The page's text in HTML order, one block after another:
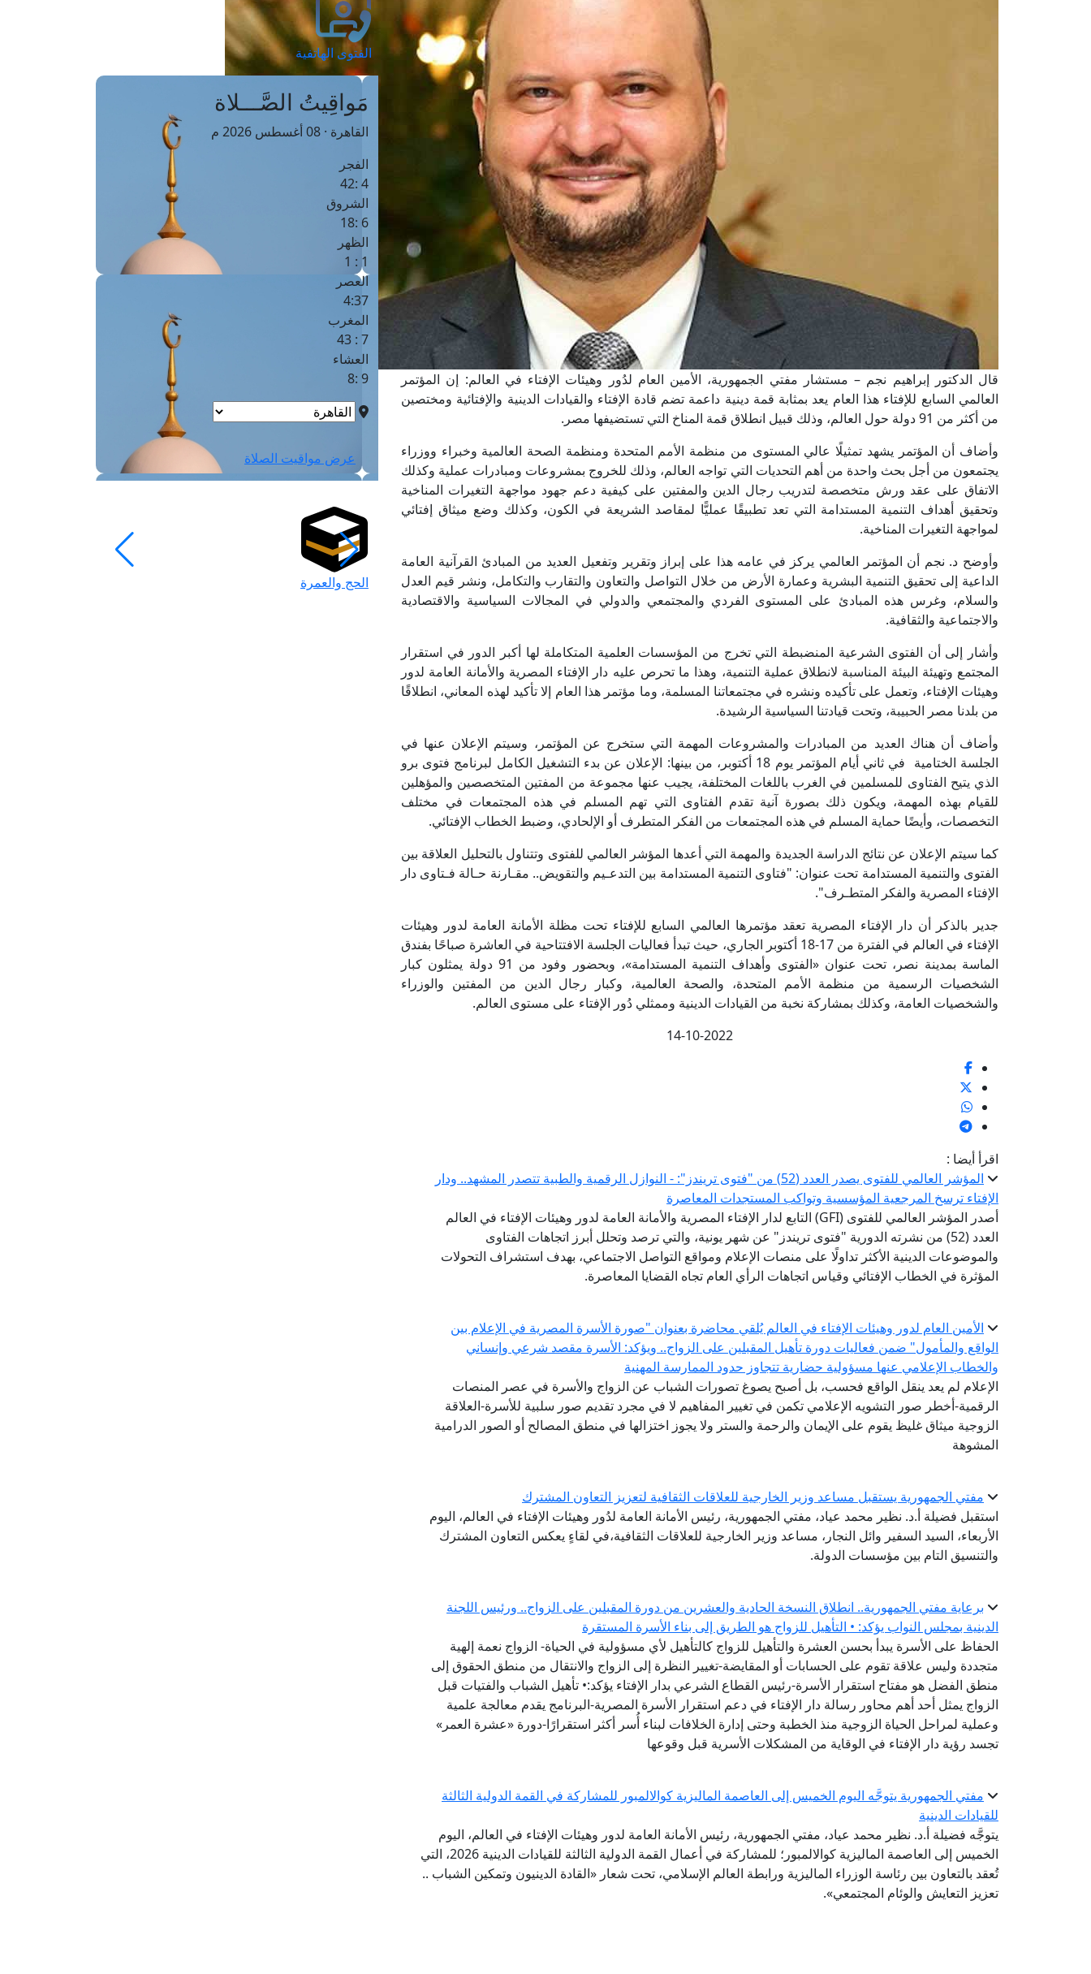
قال الدكتور إبراهيم نجم – مستشار مفتي الجمهورية، الأمين العام لدُور وهيئات الإفتاء في العالم: إن المؤتمر
العالمي السابع للإفتاء هذا العام يعد بمثابة قمة دينية داعمة تضم قادة الإفتاء والقيادات الدينية والإفتائية ومختصين
من أكثر من 91 دولة حول العالم، وذلك قبيل انطلاق قمة المناخ التي تستضيفها مصر.
وأضاف أن المؤتمر يشهد تمثيلًا عالي المستوى من منظمة الأمم المتحدة ومنظمة الصحة العالمية وخبراء ووزراء
يجتمعون من أجل بحث واحدة من أهم التحديات التي تواجه العالم، وذلك للخروج بمشروعات ومبادرات عملية وكذلك
الاتفاق على عقد ورش متخصصة لتدريب رجال الدين والمفتين على كيفية دعم جهود مواجهة التغيرات المناخية
وتحقيق أهداف التنمية المستدامة التي تعد تطبيقًا عمليًّا لمقاصد الشريعة في الكون، وكذلك وضع ميثاق إفتائي
لمواجهة التغيرات المناخية.
وأوضح د. نجم أن المؤتمر العالمي يركز في عامه هذا على إبراز وتقرير وتفعيل العديد من المبادئ القرآنية العامة
الداعية إلى تحقيق التنمية البشرية وعمارة الأرض من خلال التواصل والتعاون والتقارب والتكامل، ونشر قيم العدل
والسلام، وغرس هذه المبادئ على المستوى الفردي والمجتمعي والدولي في المجالات السياسية والاقتصادية
والاجتماعية والثقافية.
وأشار إلى أن الفتوى الشرعية المنضبطة التي تخرج من المؤسسات العلمية المتكاملة لها أكبر الدور في استقرار
المجتمع وتهيئة البيئة المناسبة لانطلاق عملية التنمية، وهذا ما تحرص عليه دار الإفتاء المصرية والأمانة العامة لدور
وهيئات الإفتاء، وتعمل على تأكيده ونشره في مجتمعاتنا المسلمة، وما مؤتمر هذا العام إلا تأكيد لهذه المعاني، انطلاقًا
من بلدنا مصر الحبيبة، وتحت قيادتنا السياسية الرشيدة.
وأضاف أن هناك العديد من المبادرات والمشروعات المهمة التي ستخرج عن المؤتمر، وسيتم الإعلان عنها في
الجلسة الختامية في ثاني أيام المؤتمر يوم 18 أكتوبر، من بينها: الإعلان عن بدء التشغيل الكامل لبرنامج فتوى برو
الذي يتيح الفتاوى للمسلمين في الغرب باللغات المختلفة، يجيب عنها مجموعة من المفتين المتخصصين والمؤهلين
للقيام بهذه المهمة، ويكون ذلك بصورة آنية تقدم الفتاوى التي تهم المسلم في هذه المجتمعات في مختلف
التخصصات، وأيضًا حماية المسلم في هذه المجتمعات من الفكر المتطرف أو الإلحادي، وضبط الخطاب الإفتائي.
كما سيتم الإعلان عن نتائج الدراسة الجديدة والمهمة التي أعدها المؤشر العالمي للفتوى وتتناول بالتحليل العلاقة بين
الفتوى والتنمية المستدامة تحت عنوان: "فتاوى التنمية المستدامة بين التدعـيم والتقويض.. مقـارنة حـالة فـتاوى دار
الإفتاء المصرية والفكر المتطـرف".
جدير بالذكر أن دار الإفتاء المصرية تعقد مؤتمرها العالمي السابع للإفتاء تحت مظلة الأمانة العامة لدور وهيئات
الإفتاء في العالم في الفترة من 17-18 أكتوبر الجاري، حيث تبدأ فعاليات الجلسة الافتتاحية في العاشرة صباحًا بفندق
الماسة بمدينة نصر، تحت عنوان «الفتوى وأهداف التنمية المستدامة»، وبحضور وفود من 91 دولة يمثلون كبار
الشخصيات الرسمية من منظمة الأمم المتحدة، والصحة العالمية، وكبار رجال الدين من المفتين والوزراء
والشخصيات العامة، وكذلك بمشاركة نخبة من القيادات الدينية وممثلي دُور الإفتاء على مستوى العالم.
14-10-2022
اقرأ أيضا :
المؤشر العالمي للفتوى يصدر العدد (52) من "فتوى تريندز": - النوازل الرقمية والطبية تتصدر المشهد.. ودار
الإفتاء ترسخ المرجعية المؤسسية وتواكب المستجدات المعاصرة
أصدر المؤشر العالمي للفتوى (GFI) التابع لدار الإفتاء المصرية والأمانة العامة لدور وهيئات الإفتاء في العالم
العدد (52) من نشرته الدورية "فتوى تريندز" عن شهر يونية، والتي ترصد وتحلل أبرز اتجاهات الفتاوى
والموضوعات الدينية الأكثر تداولًا على منصات الإعلام ومواقع التواصل الاجتماعي، بهدف استشراف التحولات
المؤثرة في الخطاب الإفتائي وقياس اتجاهات الرأي العام تجاه القضايا المعاصرة.
الأمين العام لدور وهيئات الإفتاء في العالم يُلقي محاضرة بعنوان "صورة الأسرة المصرية في الإعلام بين
الواقع والمأمول" ضمن فعاليات دورة تأهيل المقبلين على الزواج.. ويؤكد: الأسرة مقصد شرعي وإنساني
والخطاب الإعلامي عنها مسؤولية حضارية تتجاوز حدود الممارسة المهنية
الإعلام لم يعد ينقل الواقع فحسب، بل أصبح يصوغ تصورات الشباب عن الزواج والأسرة في عصر المنصات
الرقمية-أخطر صور التشويه الإعلامي تكمن في تغيير المفاهيم لا في مجرد تقديم صور سلبية للأسرة-العلاقة
الزوجية ميثاق غليظ يقوم على الإيمان والرحمة والستر ولا يجوز اختزالها في منطق المصالح أو الصور الدرامية
المشوهة
مفتي الجمهورية يستقبل مساعد وزير الخارجية للعلاقات الثقافية لتعزيز التعاون المشترك
استقبل فضيلة أ.د. نظير محمد عياد، مفتي الجمهورية، رئيس الأمانة العامة لدُور وهيئات الإفتاء في العالم، اليوم
الأربعاء، السيد السفير وائل النجار، مساعد وزير الخارجية للعلاقات الثقافية،في لقاءٍ يعكس التعاون المشترك
والتنسيق التام بين مؤسسات الدولة.
برعاية مفتي الجمهورية.. انطلاق النسخة الحادية والعشرين من دورة المقبلين على الزواج.. ورئيس اللجنة
الدينية بمجلس النواب يؤكد: • التأهيل للزواج هو الطريق إلى بناء الأسرة المستقرة
الحفاظ على الأسرة يبدأ بحسن العشرة والتأهيل للزواج كالتأهيل لأي مسؤولية في الحياة- الزواج نعمة إلهية
متجددة وليس علاقة تقوم على الحسابات أو المقايضة-تغيير النظرة إلى الزواج والانتقال من منطق الحقوق إلى
منطق الفضل هو مفتاح استقرار الأسرة-رئيس القطاع الشرعي بدار الإفتاء يؤكد:• تأهيل الشباب والفتيات قبل
الزواج يمثل أحد أهم محاور رسالة دار الإفتاء في دعم استقرار الأسرة المصرية-البرنامج يقدم معالجة علمية
وعملية لمراحل الحياة الزوجية منذ الخطبة وحتى إدارة الخلافات لبناء أُسر أكثر استقرارًا-دورة «عشرة العمر»
تجسد رؤية دار الإفتاء في الوقاية من المشكلات الأسرية قبل وقوعها
مفتي الجمهورية يتوجَّه اليوم الخميس إلى العاصمة الماليزية كوالالمبور للمشاركة في القمة الدولية الثالثة
للقيادات الدينية
يتوجَّه فضيلة أ.د. نظير محمد عياد، مفتي الجمهورية، رئيس الأمانة العامة لدور وهيئات الإفتاء في العالم، اليوم
الخميس إلى العاصمة الماليزية كوالالمبور؛ للمشاركة في أعمال القمة الدولية الثالثة للقيادات الدينية 2026، التي
تُعقد بالتعاون بين رئاسة الوزراء الماليزية ورابطة العالم الإسلامي، تحت شعار «القادة الدينيون وتمكين الشباب ..
تعزيز التعايش والوئام المجتمعي».
الفتوى الهاتفية
مَواقِيتُ الصَّـــلاة
القاهرة · 08 أغسطس 2026 م
الفجر
4 :42
الشروق
6 :18
الظهر
1 : 1
العصر
4:37
المغرب
7 : 43
العشاء
9 :8
عرض مواقيت الصلاة
الحج والعمرة